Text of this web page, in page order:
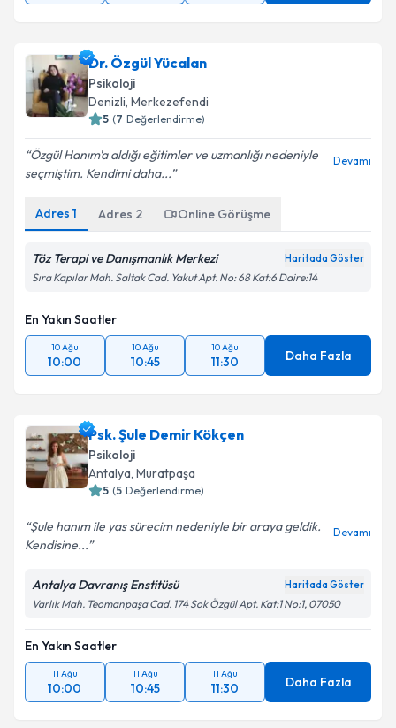
Dr. Özgül Yücalan
Psikoloji
Denizli, Merkezefendi
5 (7 Değerlendirme)
Özgül Hanım'a aldığı eğitimler ve uzmanlığı nedeniyle
seçmiştim. Kendimi daha...
Devamı
Adres 1 Adres 2 Online Görüşme
Töz Terapi ve Danışmanlık Merkezi Haritada Göster
Sıra Kapılar Mah. Saltak Cad. Yakut Apt. No: 68 Kat:6 Daire:14
En Yakın Saatler
10 Ağu
10:00
10 Ağu
10:45
10 Ağu
11:30 Daha Fazla
Psk. Şule Demir Kökçen
Psikoloji
Antalya, Muratpaşa
5 (5 Değerlendirme)
Şule hanım ile yas sürecim nedeniyle bir araya geldik.
Kendisine...
Devamı
Antalya Davranış Enstitüsü Haritada Göster
Varlık Mah. Teomanpaşa Cad. 174 Sok Özgül Apt. Kat:1 No:1, 07050
En Yakın Saatler
11 Ağu
10:00
11 Ağu
10:45
11 Ağu
11:30 Daha Fazla